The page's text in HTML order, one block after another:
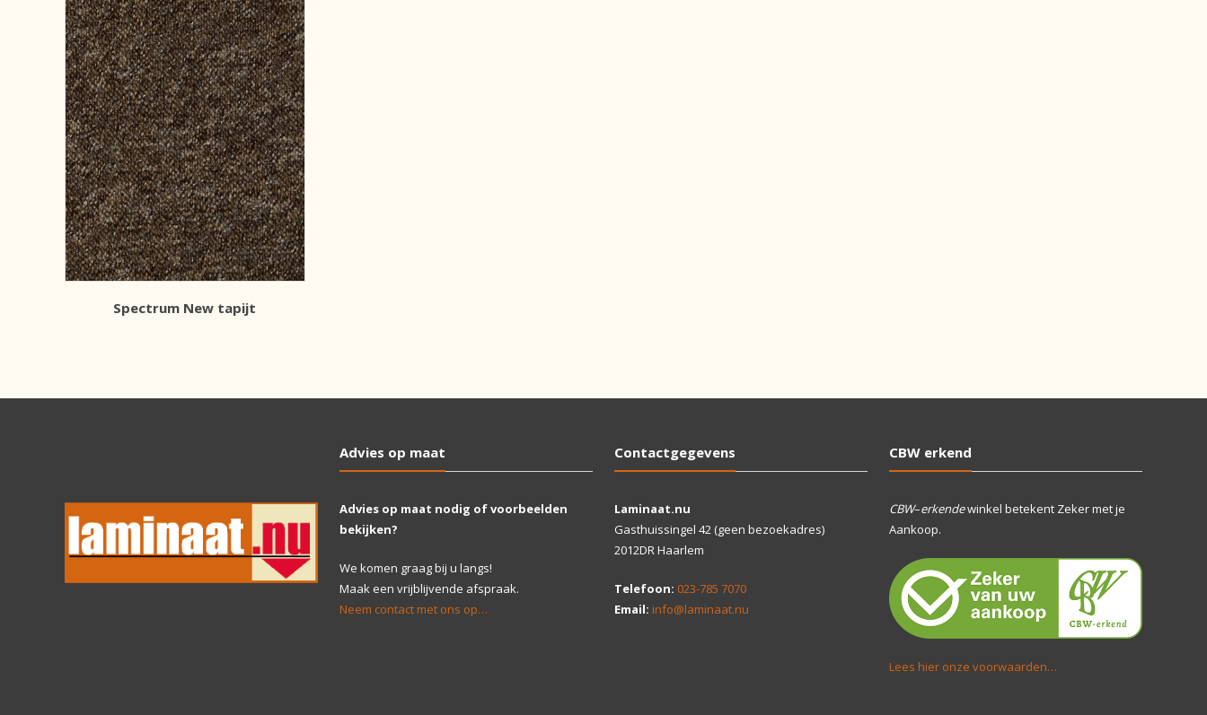
Spectrum New tapijt
Advies op maat
Advies op maat nodig of voorbeelden
bekijken?
We komen graag bij u langs!
Maak een vrijblijvende afspraak.
Neem contact met ons op…
Contactgegevens
Laminaat.nu
Gasthuissingel 42 (geen bezoekadres)
2012DR Haarlem
Telefoon: 023-785 7070
Email: info@laminaat.nu
CBW erkend
CBW–erkendewinkel betekent Zeker met je
Aankoop.
Lees hier onze voorwaarden…